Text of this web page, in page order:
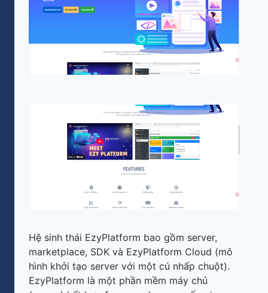
Hệ sinh thái EzyPlatform bao gồm server,
marketplace, SDK và EzyPlatform Cloud (mô
hình khởi tạo server với một cú nhấp chuột).
EzyPlatform là một phần mềm máy chủ